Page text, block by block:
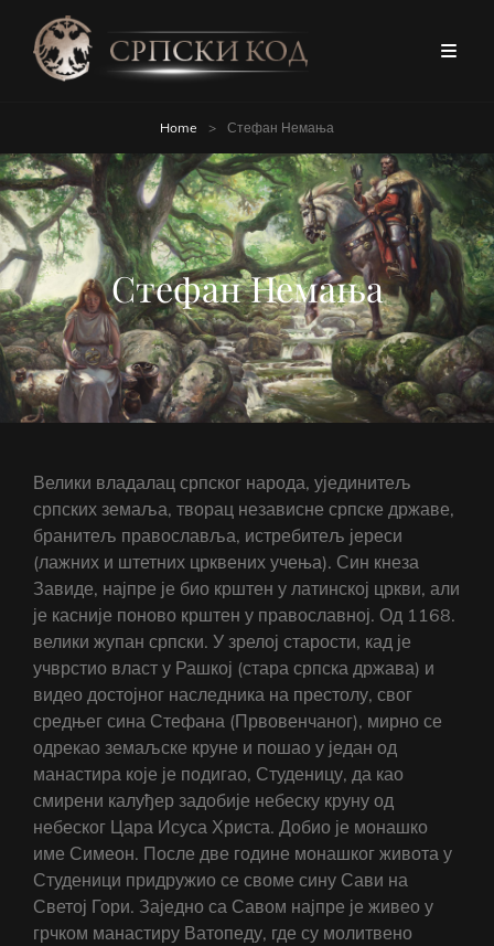
Home > Стефан Немања
Стефан Немања
Велики владалац српског народа, ујединитељ
српских земаља, творац независне српске државе,
бранитељ православља, истребитељ јереси
(лажних и штетних црквених учења). Син кнеза
Завиде, најпре је био крштен у латинској цркви, али
је касније поново крштен у православној. Од 1168.
велики жупан српски. У зрелој старости, кад је
учврстио власт у Рашкој (стара српска држава) и
видео достојног наследника на престолу, свог
средњег сина Стефана (Првовенчаног), мирно се
одрекао земаљске круне и пошао у један од
манастира које је подигао, Студеницу, да као
смирени калуђер задобије небеску круну од
небеског Цара Исуса Христа. Добио је монашко
име Симеон. После две године монашког живота у
Студеници придружио се своме сину Сави на
Светој Гори. Заједно са Савом најпре је живео у
грчком манастиру Ватопеду, где су молитвено